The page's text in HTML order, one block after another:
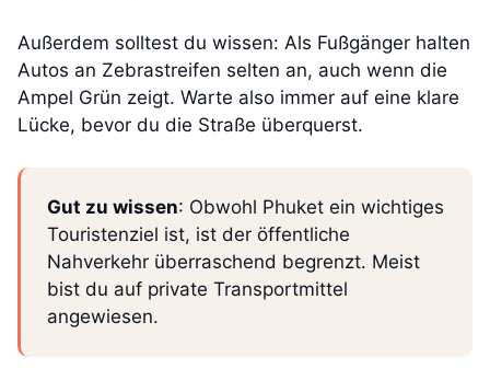
Außerdem solltest du wissen: Als Fußgänger halten
Autos an Zebrastreifen selten an, auch wenn die
Ampel Grün zeigt. Warte also immer auf eine klare
Lücke, bevor du die Straße überquerst.
Gut zu wissen: Obwohl Phuket ein wichtiges
Touristenziel ist, ist der öffentliche
Nahverkehr überraschend begrenzt. Meist
bist du auf private Transportmittel
angewiesen.